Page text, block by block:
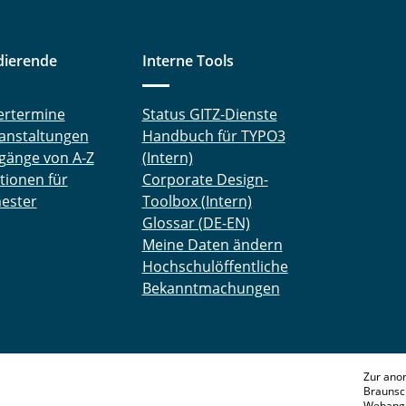
von A-Z
für
Interne Tools
Status GITZ-Dienste
Handbuch für TYPO3
(Intern)
Corporate Design-
Toolbox (Intern)
Glossar (DE-EN)
Meine Daten ändern
Hochschulöffentliche
Bekanntmachungen
Zur